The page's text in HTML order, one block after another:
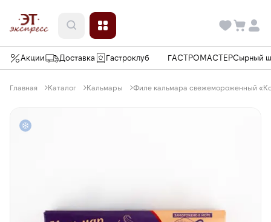
Акции Доставка Гастроклуб ГАСТРОМАСТЕРСырный
Главная Каталог Кальмары Филе кальмара свежемороженный